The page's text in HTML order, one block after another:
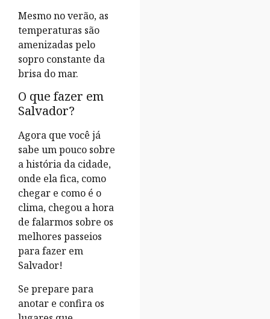
Mesmo no verão, as
temperaturas são
amenizadas pelo
sopro constante da
brisa do mar.
O que fazer em
Salvador?
Agora que você já
sabe um pouco sobre
a história da cidade,
onde ela fica, como
chegar e como é o
clima, chegou a hora
de falarmos sobre os
melhores passeios
para fazer em
Salvador!
Se prepare para
anotar e confira os